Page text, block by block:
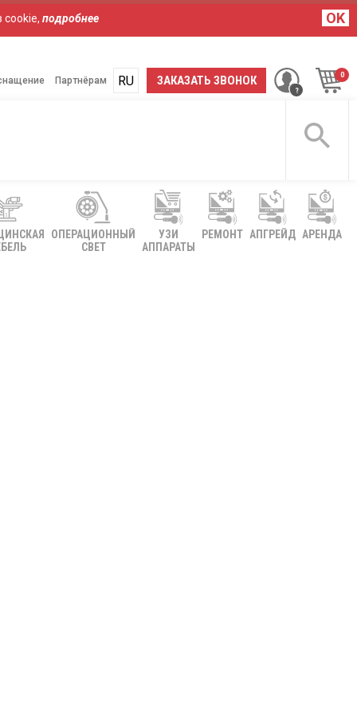
cookie, подробнее OK
Партнёрам ЗАКАЗАТЬ ЗВОНОК
RU
UA
ОПЕРАЦИОННЫЙ
СВЕТ
УЗИ
АППАРАТЫ
РЕМОНТ АПГРЕЙД АРЕНДА